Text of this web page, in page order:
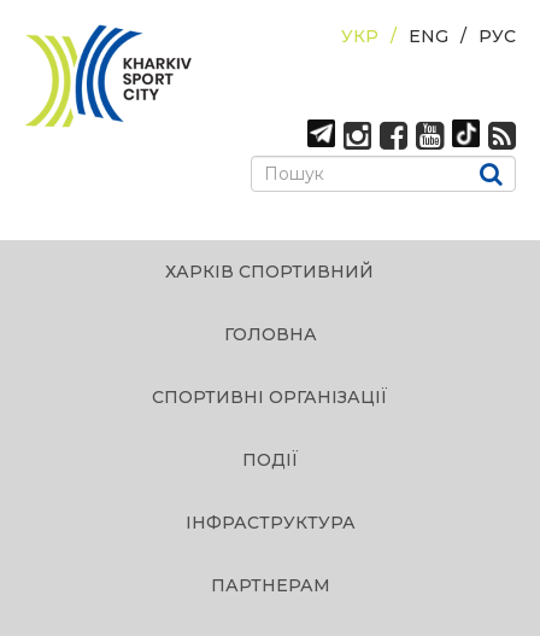
РУС
ENG
УКР
ХАРКІВ СПОРТИВНИЙ
ГОЛОВНА
СПОРТИВНІ ОРГАНІЗАЦІЇ
ПОДІЇ
ІНФРАСТРУКТУРА
ПАРТНЕРАМ